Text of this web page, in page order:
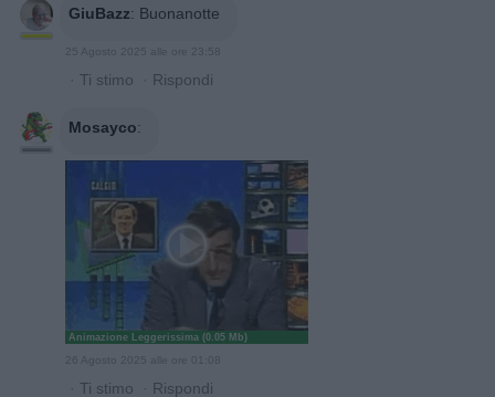
GiuBazz: Buonanotte
25 Agosto 2025 alle ore 23:58
· Ti stimo · Rispondi
Mosayco:
Animazione Leggerissima (0.05 Mb)
26 Agosto 2025 alle ore 01:08
· Ti stimo · Rispondi